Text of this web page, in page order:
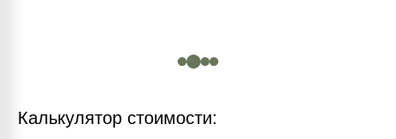
Калькулятор стоимости: